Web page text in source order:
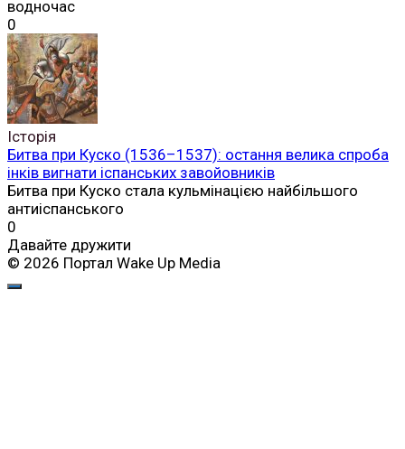
водночас
0
Історія
Битва при Куско (1536–1537): остання велика спроба
інків вигнати іспанських завойовників
Битва при Куско стала кульмінацією найбільшого
антиіспанського
0
Давайте дружити
© 2026 Портал Wake Up Media